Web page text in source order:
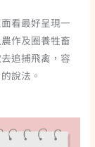
看最好呈現一
作及圈養牲畜
追捕飛禽，容
說法。